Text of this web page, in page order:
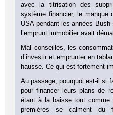
avec la titrisation des
système financier, le manque
USA pendant les années Bush
l’emprunt immobilier avait
Mal conseillés, les
d’investir et emprunter en
hausse. Ce qui est fortement
Au passage, pourquoi est-il si
pour financer leurs plans de
étant à la baisse tout
premières se calment du